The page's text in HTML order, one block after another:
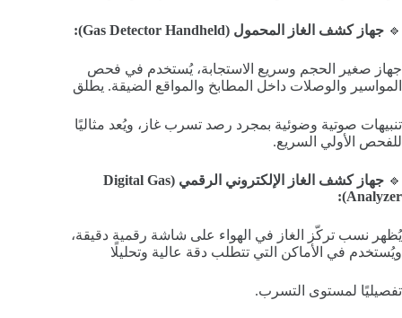
🔹 جهاز كشف الغاز المحمول (Gas Detector Handheld):
جهاز صغير الحجم وسريع الاستجابة، يُستخدم في فحص
المواسير والوصلات داخل المطابخ والمواقع الضيقة. يطلق
تنبيهات صوتية وضوئية بمجرد رصد تسرب غاز، ويُعد مثاليًا
للفحص الأولي السريع.
🔹
جهاز كشف الغاز الإلكتروني الرقمي (Digital Gas
Analyzer):
يُظهر نسب تركّز الغاز في الهواء على شاشة رقمية دقيقة،
ويُستخدم في الأماكن التي تتطلب دقة عالية وتحليلًا
تفصيليًا لمستوى التسرب.